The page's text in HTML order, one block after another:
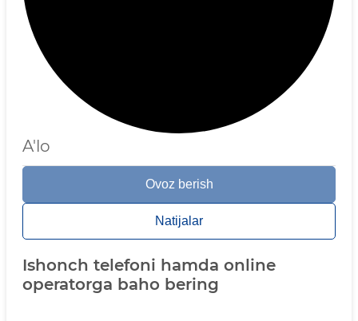
A'lo
Ovoz berish
Natijalar
Ishonch telefoni hamda online
operatorga baho bering